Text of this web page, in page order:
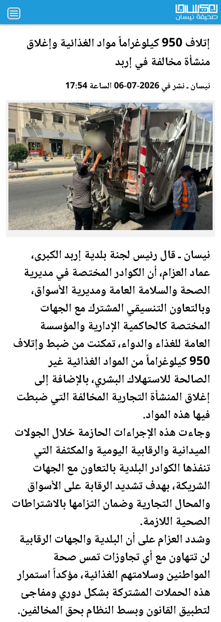
إتلاف 950 كيلوغراماً مواد الغذائية وإغلاق
منشأة مخالفة في إربد
نيسان ـ نشر في 2026-07-06 الساعة 17:54
نيسان ـ قال رئيس لجنة بلدية إربدالكبرى،
عماد العزام، أن الكوادر المختصة في مديرية
الصحةوالسلامة العامة ومديرية الأسواق،
وبالتعاون التنسيقي المشترك مع الجهات
المختصة كالحاكمية الإدارية والمؤسسة
العامة للغذاء والدواء، تمكنت من ضبط وإتلاف
950 كيلوغراماً من المواد الغذائية غير
الصالحة للاستهلاك البشري، بالإضافة إلى
إغلاق المنشأة التجارية المخالفة التي ضبطت
فيها هذه المواد.
وجاءت هذه الإجراءات الحازمة خلال الجولات
الميدانية والرقابية اليوميةوالمكثفة التي
تنفذها الكوادر البلدية بالتعاون مع الجهات
الشريكة، بهدف تشديد الرقابة على الأسواق
والمحال التجارية وضمان التزامها بالاشتراطات
الصحية اللازمة.
وشدد العزام على أن البلدية والجهات الرقابية
لن تتهاون مع أي تجاوزات تمسصحة
المواطنين وسلامتهم الغذائية، مؤكداً استمرار
هذه الحملات المشتركة بشكل دوري ومفاجئ
لتطبيق القانون وبسط النظام بحق المخالفين.